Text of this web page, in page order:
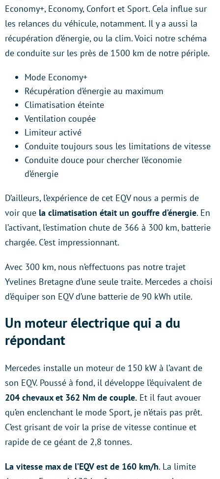
Economy+, Economy, Confort et Sport. Cela influe sur
les relances du véhicule, notamment. Il y a aussi la
récupération d’énergie, ou la clim. Voici notre schéma
de conduite sur les près de 1500 km de notre périple.
Mode Economy+
Récupération d’énergie au maximum
Climatisation éteinte
Ventilation coupée
Limiteur activé
Conduite toujours sous les limitations de vitesse
Conduite douce pour chercher l’économie
d’énergie
D’ailleurs, l’expérience de cet EQV nous a permis de
voir que la climatisation était un gouffre d’énergie. En
l’activant, l’estimation chute de 366 à 300 km, batterie
chargée. C’est impressionnant.
Avec 300 km, nous n’effectuons pas notre trajet
Yvelines Bretagne d’une seule traite. Mercedes a choisi
d’équiper son EQV d’une batterie de 90 kWh utile.
Un moteur électrique qui a du
répondant
Mercedes installe un moteur de 150 kW à l’avant de
son EQV. Poussé à fond, il développe l’équivalent de
204 chevaux et 362 Nm de couple. Et il faut avouer
qu’en enclenchant le mode Sport, je n’étais pas prêt.
C’est grisant de voir la prise de vitesse continue et
rapide de ce géant de 2,8 tonnes.
La vitesse max de l’EQV est de 160 km/h. La limite